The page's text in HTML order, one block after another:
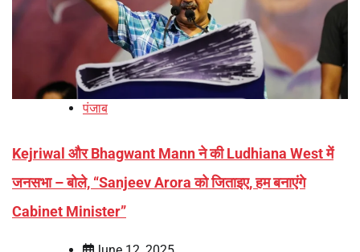
पंजाब
Kejriwal और Bhagwant Mann ने की Ludhiana West में
जनसभा – बोले, “Sanjeev Arora को जिताइए, हम बनाएंगे
Cabinet Minister”